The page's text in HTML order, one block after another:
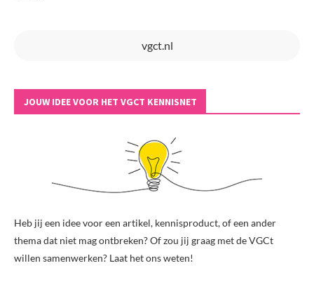
vgct.nl
JOUW IDEE VOOR HET VGCT KENNISNET
Heb jij een idee voor een artikel, kennisproduct, of een ander
thema dat niet mag ontbreken? Of zou jij graag met de VGCt
willen samenwerken? Laat het ons weten!